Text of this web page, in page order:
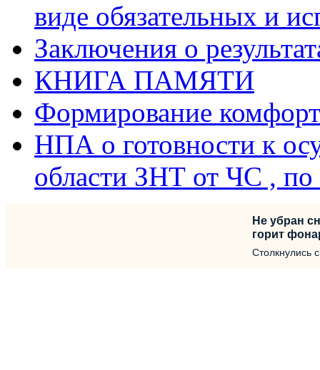
виде обязательных и
Заключения о
КНИГА ПАМЯТИ
Формирование
НПА о готовности к
области ЗНТ от ЧС ,
Не убран
горит
Столкнулись